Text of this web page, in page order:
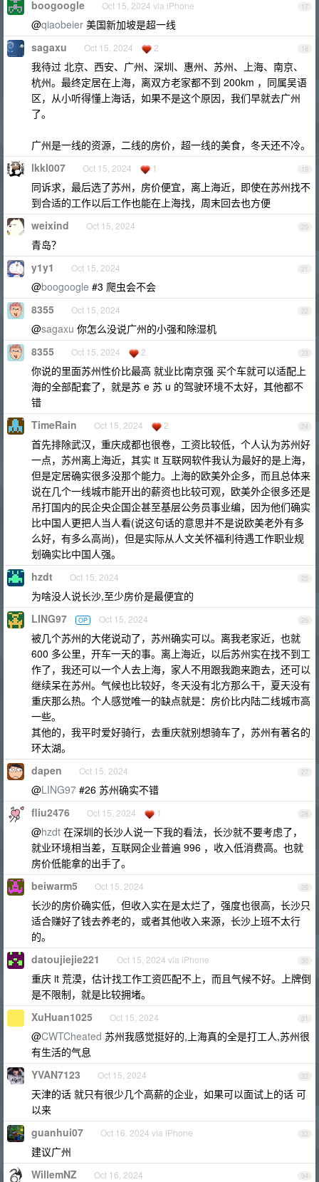
17
boogoogle Oct 15, 2024 via iPhone
@qiaobeier 美国新加坡是超一线
18
sagaxu Oct 15, 2024 2
我待过 北京、西安、广州、深圳、惠州、苏州、上海、南京、
杭州。最终定居在上海，离双方老家都不到 200km ，同属吴语
区，从小听得懂上海话，如果不是这个原因，我们早就去广州
了。
广州是一线的资源，二线的房价，超一线的美食，冬天还不冷。
19
lkkl007 Oct 15, 2024 1
同诉求，最后选了苏州，房价便宜，离上海近，即使在苏州找不
到合适的工作以后工作也能在上海找，周末回去也方便
20
weixind Oct 15, 2024
青岛？
21
y1y1 Oct 15, 2024
@boogoogle #3 爬虫会不会
22
8355 Oct 15, 2024
@sagaxu 你怎么没说广州的小强和除湿机
23
8355 Oct 15, 2024 2
你说的里面苏州性价比最高 就业比南京强 买个车就可以适配上
海的全部配套了，就是苏 e 苏 u 的驾驶环境不太好，其他都不
错
24
TimeRain Oct 15, 2024 2
首先排除武汉，重庆成都也很卷，工资比较低，个人认为苏州好
一点，苏州离上海近，其实 it 互联网软件我认为最好的是上海，
但是定居确实很多没那个能力。上海的欧美外企多，而且总体来
说在几个一线城市能开出的薪资也比较可观，欧美外企很多还是
吊打国内的民企央企国企甚至基层公务员事业编，因为他们确实
比中国人更把人当人看(说这句话的意思并不是说欧美老外有多
么好，有多么高尚)，但是实际从人文关怀福利待遇工作职业规
划确实比中国人强。
25
hzdt Oct 15, 2024
为啥没人说长沙,至少房价是最便宜的
26
LING97 OP Oct 15, 2024
被几个苏州的大佬说动了，苏州确实可以。离我老家近，也就
600 多公里，开车一天的事。离上海近，以后苏州实在找不到工
作了，我还可以一个人去上海，家人不用跟我跑来跑去，还可以
继续呆在苏州。气候也比较好，冬天没有北方那么干，夏天没有
重庆那么热。个人感觉唯一的缺点就是：房价比内陆二线城市高
一些。
其他的，我平时爱好骑行，去重庆就别想骑车了，苏州有著名的
环太湖。
27
dapen Oct 15, 2024
@LING97 #26 苏州确实不错
28
fliu2476 Oct 15, 2024 1
@hzdt 在深圳的长沙人说一下我的看法，长沙就不要考虑了，
就业环境相当差，互联网企业普遍 996 ，收入低消费高。也就
房价低能拿的出手了。
29
beiwarm5 Oct 15, 2024
长沙的房价确实低，但收入实在是太烂了，强度也很高，长沙只
适合赚好了钱去养老的，或者其他收入来源，长沙上班不太行
的。
30
datoujiejie221 Oct 15, 2024 via iPhone
重庆 it 荒漠，估计找工作工资匹配不上，而且气候不好。上牌倒
是不限制，就是比较拥堵。
31
XuHuan1025 Oct 15, 2024
@CWTCheated 苏州我感觉挺好的,上海真的全是打工人,苏州很
有生活的气息
32
YVAN7123 Oct 15, 2024
天津的话 就只有很少几个高薪的企业，如果可以面试上的话 可
以来
33
guanhui07 Oct 16, 2024 via iPhone
建议广州
34
WillemNZ Oct 16, 2024